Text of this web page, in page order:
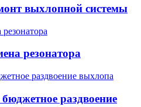
выхлопной системы
резонатора
раздвоение